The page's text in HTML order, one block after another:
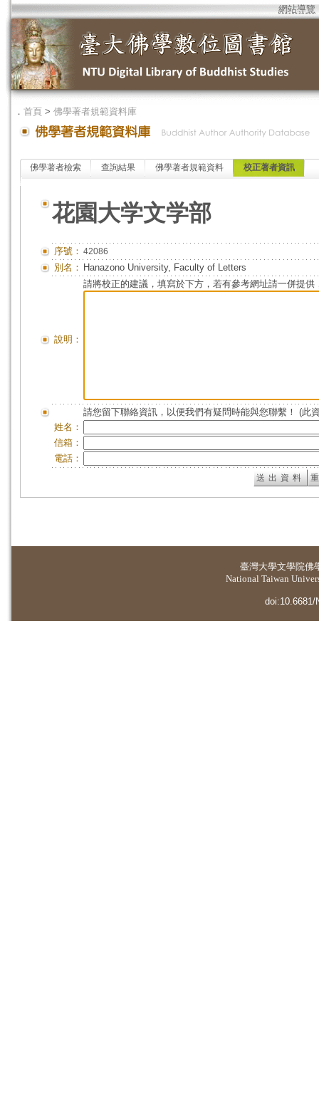
網站導覽
． 首頁 > 佛學著者規範資料庫
佛學著者檢索 查詢結果 佛學著者規範資料 校正著者資訊
花園大学文学部
序號： 42086
別名： Hanazono University, Faculty of Letters
說明：
請將校正的建議，填寫於下方，若有參考網址請一併提供
請您留下聯絡資訊，以便我們有疑問時能與您聯繫！ (此
姓名：
信箱：
電話：
臺灣大學文學院佛
National Taiwan
doi:10.6681/